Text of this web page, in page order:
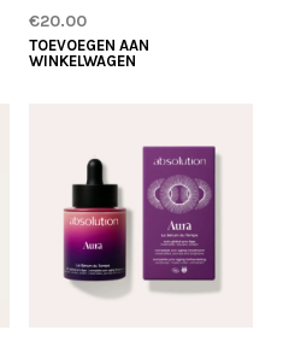
€20.00
TOEVOEGEN AAN
WINKELWAGEN